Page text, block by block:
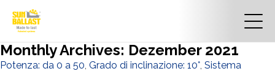
Monthly Archives: Dezember 2021
Potenza: da 0 a 50, Grado di inclinazione: 10°, Sistema